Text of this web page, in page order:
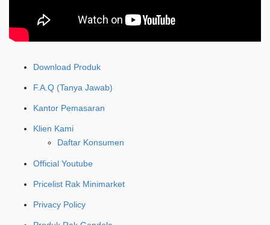
Download Produk
F.A.Q (Tanya Jawab)
Kantor Pemasaran
Klien Kami
Daftar Konsumen
Official Youtube
Pricelist Rak Minimarket
Privacy Policy